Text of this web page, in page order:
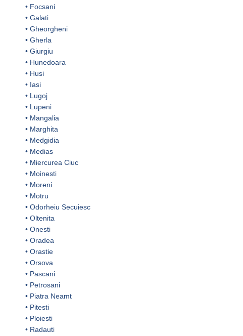
• Focsani
• Galati
• Gheorgheni
• Gherla
• Giurgiu
• Hunedoara
• Husi
• Iasi
• Lugoj
• Lupeni
• Mangalia
• Marghita
• Medgidia
• Medias
• Miercurea Ciuc
• Moinesti
• Moreni
• Motru
• Odorheiu Secuiesc
• Oltenita
• Onesti
• Oradea
• Orastie
• Orsova
• Pascani
• Petrosani
• Piatra Neamt
• Pitesti
• Ploiesti
• Radauti